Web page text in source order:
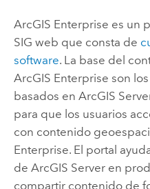
ArcGIS Enterprise es un
SIG web que consta de
software. La base del
ArcGIS Enterprise son
basados en ArcGIS
para que los usuarios
con contenido
Enterprise. El portal
de ArcGIS Serveren
compartir contenido de